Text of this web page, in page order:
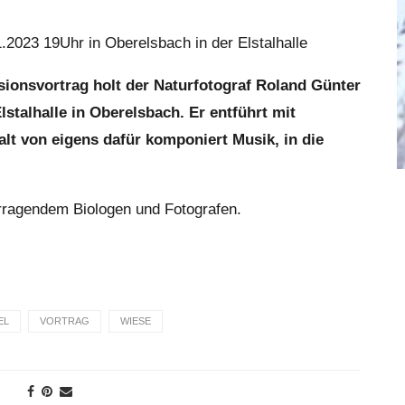
19Uhr in Oberelsbach in der Elstalhalle
holt der Naturfotograf Roland Günter
in Oberelsbach. Er entführt mit
von eigens dafür komponiert Musik, in die
Biologen und Fotografen.
VORTRAG WIESE